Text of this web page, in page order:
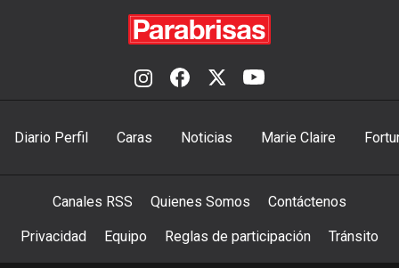
Diario Perfil Caras Noticias Marie Claire
Canales RSS Quienes Somos Contáctenos
Privacidad Equipo Reglas de participación Tránsito